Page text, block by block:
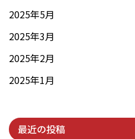
2025年5月
2025年3月
2025年2月
2025年1月
最近の投稿